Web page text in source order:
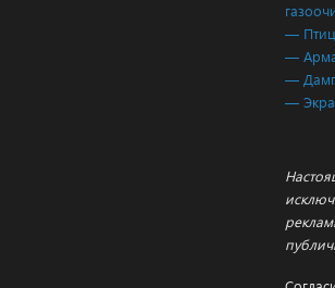
—
—
—
—